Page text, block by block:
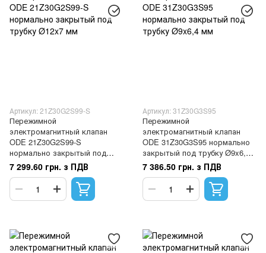
Артикул: 21Z30G2S99-S
Пережимной
электромагнитный клапан
ODE 21Z30G2S99-S
нормально закрытый под
трубку Ø12x7 мм
7 299.60 грн. з ПДВ
Артикул: 31Z30G3S95
Пережимной
электромагнитный клапан
ODE 31Z30G3S95 нормально
закрытый под трубку Ø9x6,4
мм
7 386.50 грн. з ПДВ